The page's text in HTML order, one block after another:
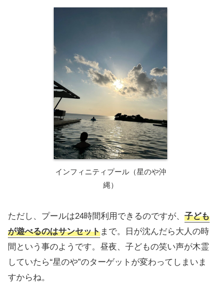
インフィニティプール（星のや沖
縄）
ただし、プールは24時間利用できるのですが、 子ども
が遊べるのはサンセットまで。日が沈んだら大人の時
間という事のようです。昼夜、子どもの笑い声が木霊
していたら“星のや”のターゲットが変わってしまいま
すからね。